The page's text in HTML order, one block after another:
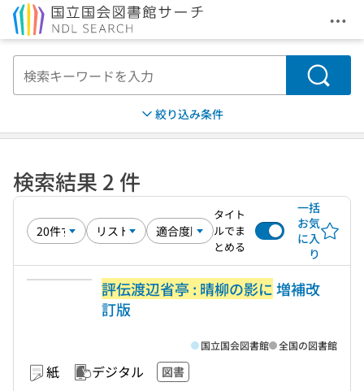
メ
検索
絞り込み条件
検索結果 2 件
タイト
ルでま
とめる
一括
お気
に入
り
評伝渡辺省亭 : 晴柳の影に増補改
訂版
紙 デジタル 図書
国立国会図書館 全国の図書館